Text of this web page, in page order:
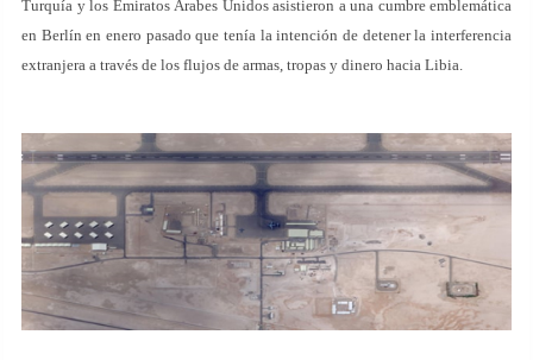
Turquía y los Emiratos Árabes Unidos asistieron a una cumbre emblemática
en Berlín en enero pasado que tenía la intención de detener la interferencia
extranjera a través de los flujos de armas, tropas y dinero hacia Libia.